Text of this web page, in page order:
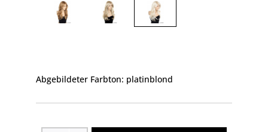
Abgebildeter Farbton: platinblond